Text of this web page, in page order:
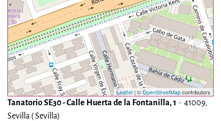
Leaflet | ©OpenStreetMapcontributors
Tanatorio SE30 - Calle Huerta de la Fontanilla, 1 • 41009,
Sevilla ( Sevilla)